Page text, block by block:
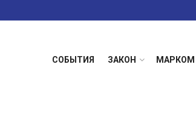
СОБЫТИЯ ЗАКОН МАРКОМ